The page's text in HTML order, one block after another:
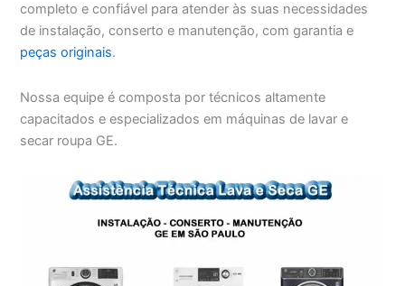
completo e confiável para atender às suas necessidades
de instalação, conserto e manutenção, com garantia e
peças originais.
Nossa equipe é composta por técnicos altamente
capacitados e especializados em máquinas de lavar e
secar roupa GE.